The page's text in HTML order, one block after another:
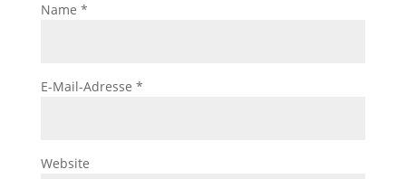
Name *
E-Mail-Adresse *
Website